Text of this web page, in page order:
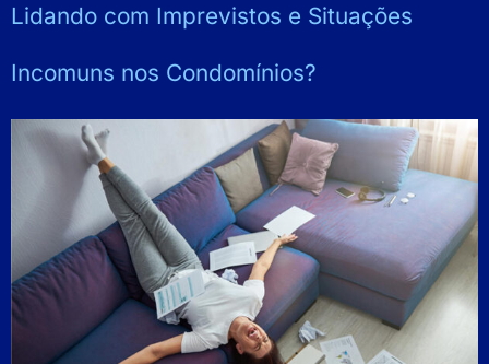
Lidando com Imprevistos e Situações
Incomuns nos Condomínios?